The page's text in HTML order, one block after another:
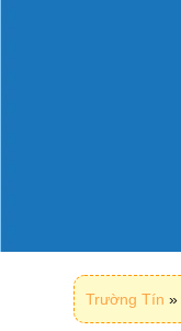
Trường Tín »